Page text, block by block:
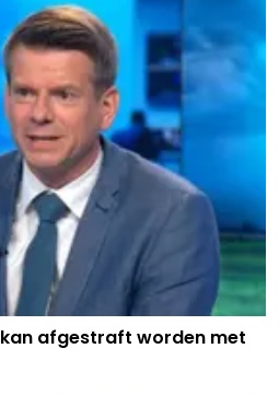
afgestraft worden met